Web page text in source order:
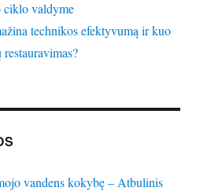
ciklo valdyme
technikos efektyvumą ir kuo
vandens kokybę – Atbulinis